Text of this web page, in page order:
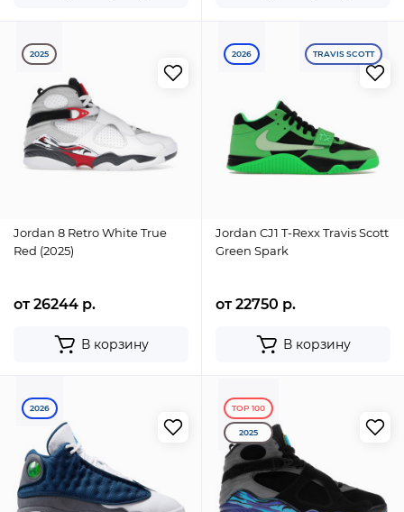
2025
Jordan 8 Retro White True
Red (2025)
от 26244 р.
В корзину
TRAVIS SCOTT
2026
Jordan CJ1 T-Rexx Travis Scott
Green Spark
от 22750 р.
В корзину
2026 TOP 100
2025